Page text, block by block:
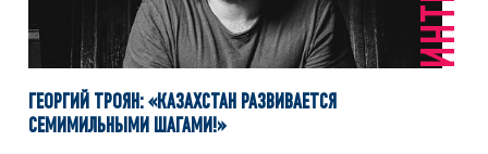
ГЕОРГИЙ ТРОЯН: «КАЗАХСТАН РАЗВИВАЕТСЯ
СЕМИМИЛЬНЫМИ ШАГАМИ!»